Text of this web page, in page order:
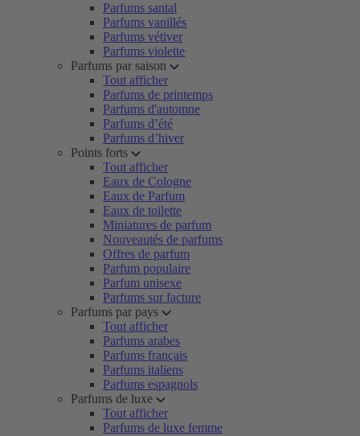
Parfums santal
Parfums vanillés
Parfums vétiver
Parfums violette
Parfums par saison
Tout afficher
Parfums de printemps
Parfums d'automne
Parfums d’été
Parfums d’hiver
Points forts
Tout afficher
Eaux de Cologne
Eaux de Parfum
Eaux de toilette
Miniatures de parfum
Nouveautés de parfums
Offres de parfum
Parfum populaire
Parfum unisexe
Parfums sur facture
Parfums par pays
Tout afficher
Parfums arabes
Parfums français
Parfums italiens
Parfums espagnols
Parfums de luxe
Tout afficher
Parfums de luxe femme